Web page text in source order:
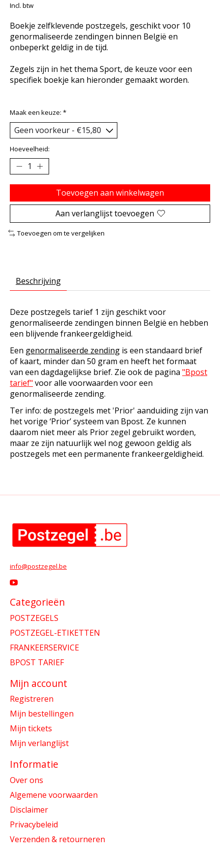
Incl. btw
Boekje zelfklevende postzegels, geschikt voor 10
genormaliseerde zendingen binnen België en
onbeperkt geldig in de tijd.
Zegels zijn in het thema Sport, de keuze voor een
specifiek boekje kan hieronder gemaakt worden.
Maak een keuze: *
Hoeveelheid:
Toevoegen aan winkelwagen
Aan verlanglijst toevoegen
Toevoegen om te vergelijken
Beschrijving
Deze postzegels tarief 1 zijn geschikt voor
genormaliseerde zendingen binnen België en hebben
een blijvende frankeergeldigheid.
Een genormaliseerde zending is een standaard brief
of kaart, minder dan 50 gram en heeft het formaat
van een dagdagelijkse brief. Zie ook de pagina "Bpost
tarief" voor alle voorwaarden voor een
genormaliseerde zending.
Ter info: de postzegels met 'Prior' aanduiding zijn van
het vorige ‘Prior’ systeem van Bpost. Ze kunnen
daarom niet meer als Prior zegel gebruikt worden,
maar ze zijn natuurlijk wel nog gewoon geldig als
postzegels met een permanente frankeergeldigheid.
info@postzegel.be
Categorieën
POSTZEGELS
POSTZEGEL-ETIKETTEN
FRANKEERSERVICE
BPOST TARIEF
Mijn account
Registreren
Mijn bestellingen
Mijn tickets
Mijn verlanglijst
Informatie
Over ons
Algemene voorwaarden
Disclaimer
Privacybeleid
Verzenden & retourneren